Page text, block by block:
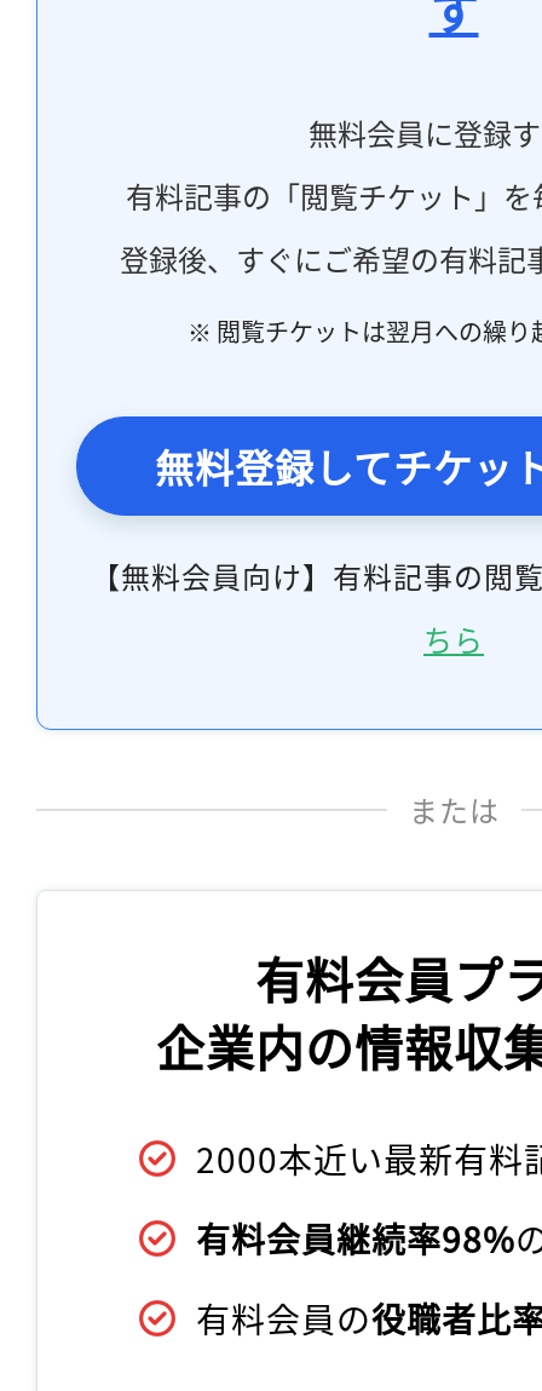
無料会員に登録
有料記事の「閲覧チケット」
登録後、すぐにご希望の有料記
※ 閲覧チケットは翌月への繰り
無料登録してチケッ
【無料会員向け】有料記事の閲
ちら
または
有料会員プ
企業内の情報収
2000本近い最新有料
有料会員継続率98%
有料会員の役職者比